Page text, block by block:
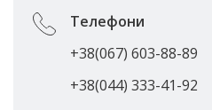
Телефони
+38(067) 603-88-89
+38(044) 333-41-92